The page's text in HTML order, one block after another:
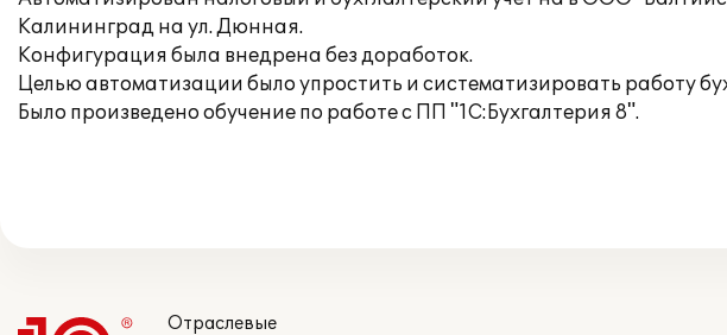
Калининград на ул. Дюнная.
Конфигурация была внедрена без доработок.
Целью автоматизации было упростить и систематизировать работу
Было произведено обучение по работе с ПП "1С:Бухгалтерия 8".
Отраслевые